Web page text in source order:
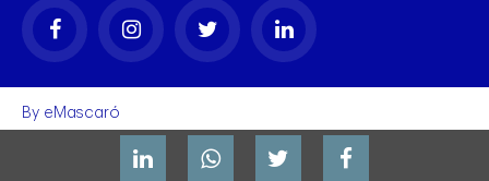
By eMascaró